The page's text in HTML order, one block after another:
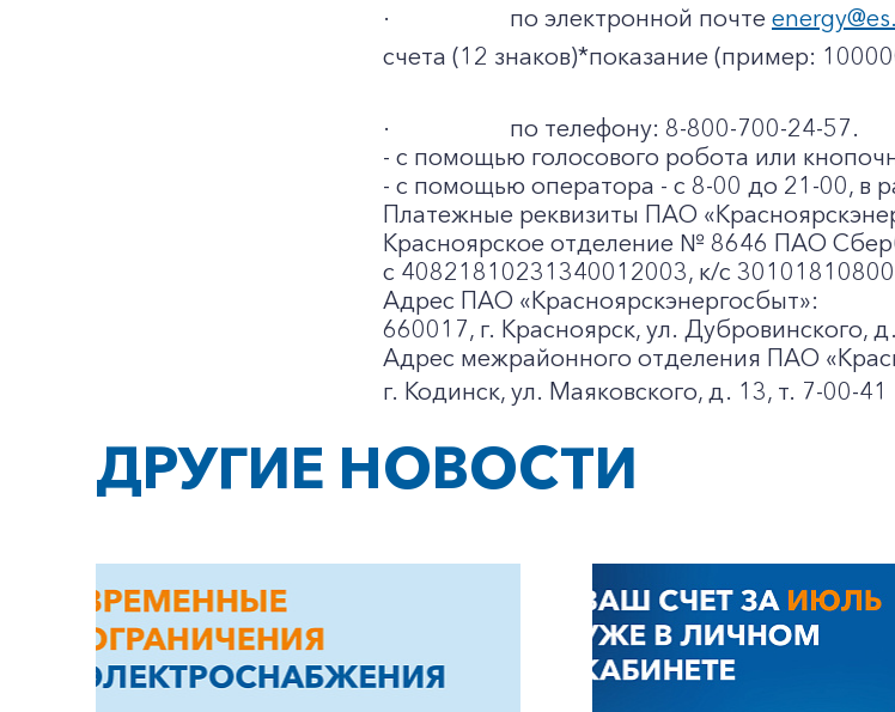
+7-800-700-24-57
Частным клиентам
Корпоративным клиентам
·
по электронной почте
счета (12 знаков)*показание (пример:
·
по телефону: 8-800-700-24-57.
- с помощью голосового робота или
- с помощью оператора - с 8-00 до 21-00, в
Платежные реквизиты ПАО
Красноярское отделение № 8646 ПАО
с 40821810231340012003, к/c
Адрес ПАО «Красноярскэнергосбыт»:
660017, г. Красноярск, ул. Дубровинского,
Адрес межрайонного отделения ПАО
г. Кодинск, ул. Маяковского, д. 13, т. 7-00-41
ДРУГИЕ НОВОСТИ